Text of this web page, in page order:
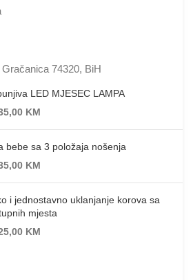
74320, BiH
LED MJESEC LAMPA
KM
bebe sa 3 položaja nošenja
KM
i jednostavno uklanjanje korova sa
mjesta
KM